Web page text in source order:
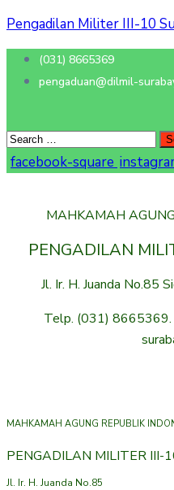
Pengadilan Militer III-10
(031) 8665369
pengaduan@dilmil-
facebook-square
MAHKAMAH
PENGADILAN
Jl. Ir. H. Juanda No.85
Telp. (031) 8665369.
MAHKAMAH AGUNG REPUBLIK
PENGADILAN MILITER III-
Jl. Ir. H. Juanda No.85